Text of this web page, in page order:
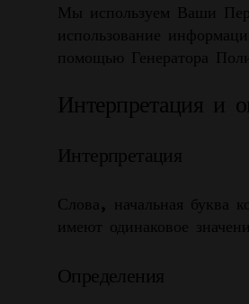
Мы используем Ваши
использование
помощью Генератора
Интерпретация и
Интерпретация
Слова, начальная буква
имеют одинаковое
Определения